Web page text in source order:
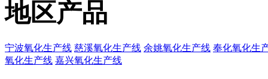
地区产品
宁波氧化生产线 慈溪氧化生产线 余姚氧化生产线 奉化氧化生
氧化生产线 嘉兴氧化生产线